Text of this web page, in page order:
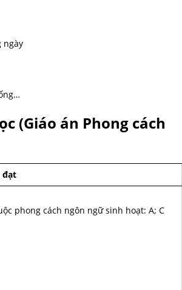
(Giáo án Phong cách
đạt
phong cách ngôn ngữ sinh hoạt: A; C